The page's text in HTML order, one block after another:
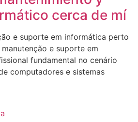
cerca de mí
e suporte em informática perto
e suporte em
fundamental no cenário
computadores e sistemas